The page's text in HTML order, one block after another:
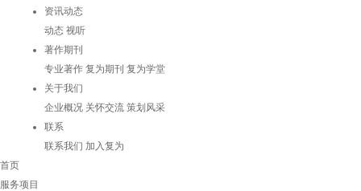
资讯动态
动态 视听
著作期刊
专业著作 复为期刊 复为学堂
关于我们
企业概况 关怀交流 策划风采
联系
联系我们 加入复为
首页
服务项目